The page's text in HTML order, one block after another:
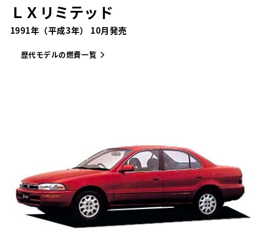
ＬＸリミテッド
1991年（平成3年） 10月発売
歴代モデルの燃費一覧